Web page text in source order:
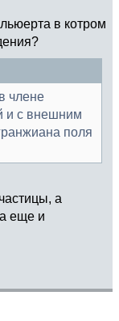
в котром
члене
и с внешним
поля
а
еще и